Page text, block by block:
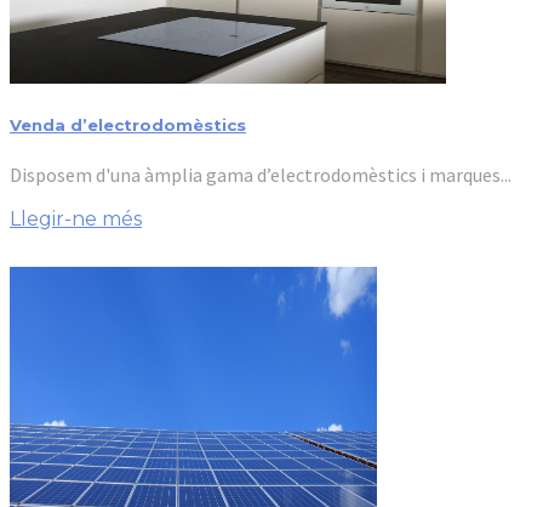
Venda d’electrodomèstics
Disposem d'una àmplia gama d’electrodomèstics i marques...
Llegir-ne més